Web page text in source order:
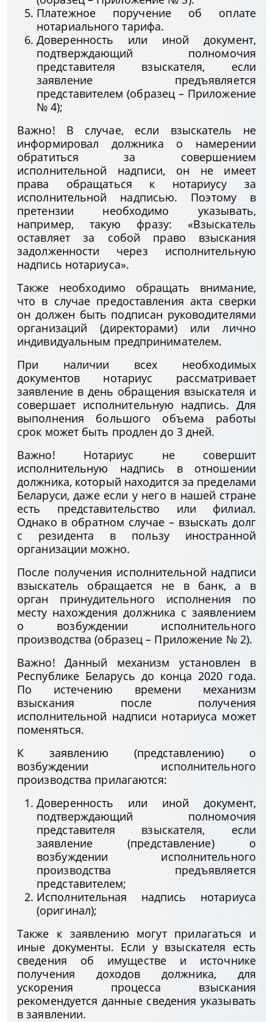
Платежное поручение об оплате
нотариального тарифа.
Доверенность или иной документ,
подтверждающий полномочия
представителя взыскателя, если
заявление предъявляется
представителем (образец – Приложение
№ 4);
Важно! В случае, если взыскатель не
информировал должника о намерении
обратиться за совершением
исполнительной надписи, он не имеет
права обращаться к нотариусу за
исполнительной надписью. Поэтому в
претензии необходимо указывать,
например, такую фразу: «Взыскатель
оставляет за собой право взыскания
задолженности через исполнительную
надпись нотариуса».
Также необходимо обращать внимание,
что в случае предоставления акта сверки
он должен быть подписан руководителями
организаций (директорами) или лично
индивидуальным предпринимателем.
При наличии всех необходимых
документов нотариус рассматривает
заявление в день обращения взыскателя и
совершает исполнительную надпись. Для
выполнения большого объема работы
срок может быть продлен до 3 дней.
Важно! Нотариус не совершит
исполнительную надпись в отношении
должника, который находится за пределами
Беларуси, даже если у него в нашей стране
есть представительство или филиал.
Однако в обратном случае – взыскать долг
с резидента в пользу иностранной
организации можно.
После получения исполнительной надписи
взыскатель обращается не в банк, а в
орган принудительного исполнения по
месту нахождения должника с заявлением
о возбуждении исполнительного
производства (образец – Приложение № 2).
Важно! Данный механизм установлен в
Республике Беларусь до конца 2020 года.
По истечению времени механизм
взыскания после получения
исполнительной надписи нотариуса может
поменяться.
К заявлению (представлению) о
возбуждении исполнительного
производства прилагаются:
Доверенность или иной документ,
подтверждающий полномочия
представителя взыскателя, если
заявление (представление) о
возбуждении исполнительного
производства предъявляется
представителем;
Исполнительная надпись нотариуса
(оригинал);
Также к заявлению могут прилагаться и
иные документы. Если у взыскателя есть
сведения об имуществе и источнике
получения доходов должника, для
ускорения процесса взыскания
рекомендуется данные сведения указывать
в заявлении.